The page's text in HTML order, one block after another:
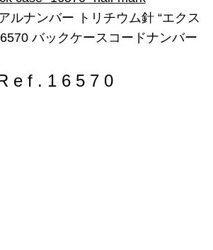
ルナンバー トリチウム針 “エクス
バックケースコードナンバー
e f . 1 6 5 7 0